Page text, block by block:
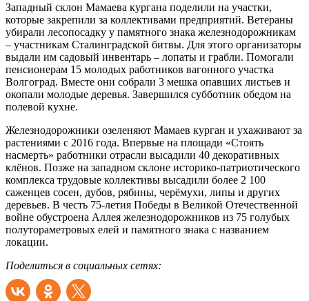
Западный склон Мамаева кургана поделили на участки,
которые закрепили за коллективами предприятий. Ветераны
убирали лесопосадку у памятного знака железнодорожникам
– участникам Сталинградской битвы. Для этого организаторы
выдали им садовый инвентарь – лопаты и грабли. Помогали
пенсионерам 15 молодых работников вагонного участка
Волгоград. Вместе они собрали 3 мешка опавших листьев и
окопали молодые деревья. Завершился субботник обедом на
полевой кухне.
Железнодорожники озеленяют Мамаев курган и ухаживают за
растениями с 2016 года. Впервые на площади «Стоять
насмерть» работники отрасли высадили 40 декоративных
клёнов. Позже на западном склоне историко-патриотического
комплекса трудовые коллективы высадили более 2 100
саженцев сосен, дубов, рябины, черёмухи, липы и других
деревьев. В честь 75-летия Победы в Великой Отечественной
войне обустроена Аллея железнодорожников из 75 голубых
полутораметровых елей и памятного знака с названием
локации.
Поделиться в социальных сетях: